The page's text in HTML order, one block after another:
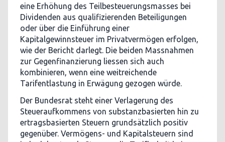
eine Erhöhung des Teilbesteuerungsmasses bei
Dividenden aus qualifizierenden Beteiligungen
oder über die Einführung einer
Kapitalgewinnsteuer im Privatvermögen erfolgen,
wie der Bericht darlegt. Die beiden Massnahmen
zur Gegenfinanzierung liessen sich auch
kombinieren, wenn eine weitreichende
Tarifentlastung in Erwägung gezogen würde.
Der Bundesrat steht einer Verlagerung des
Steueraufkommens von substanzbasierten hin zu
ertragsbasierten Steuern grundsätzlich positiv
gegenüber. Vermögens- und Kapitalsteuern sind